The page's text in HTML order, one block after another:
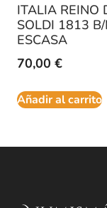
ITALIA REINO
SOLDI 1813
ESCASA
70,00 €
Añadir al carrito